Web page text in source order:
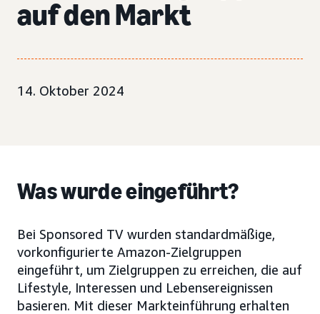
auf den Markt
14. Oktober 2024
Was wurde eingeführt?
Bei Sponsored TV wurden standardmäßige,
vorkonfigurierte Amazon-Zielgruppen
eingeführt, um Zielgruppen zu erreichen, die auf
Lifestyle, Interessen und Lebensereignissen
basieren. Mit dieser Markteinführung erhalten